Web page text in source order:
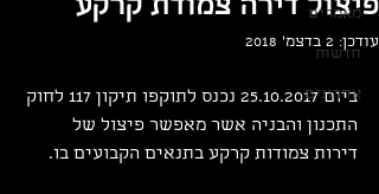
מאמרים
חדשות
אחרונים
פיצול דירה צמודת קרקע
עודכן: 2 בדצמ׳ 2018
ביום 25.10.2017 נכנס לתוקפו תיקון 117 לחוק
התכנון והבניה אשר מאפשר פיצול של
דירות צמודות קרקע בתנאים הקבועים בו.